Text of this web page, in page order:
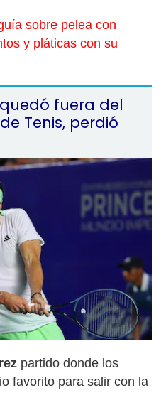
sobre pelea con
y pláticas con su
fuera del
Tenis, perdió
partido donde los
favorito para salir con la